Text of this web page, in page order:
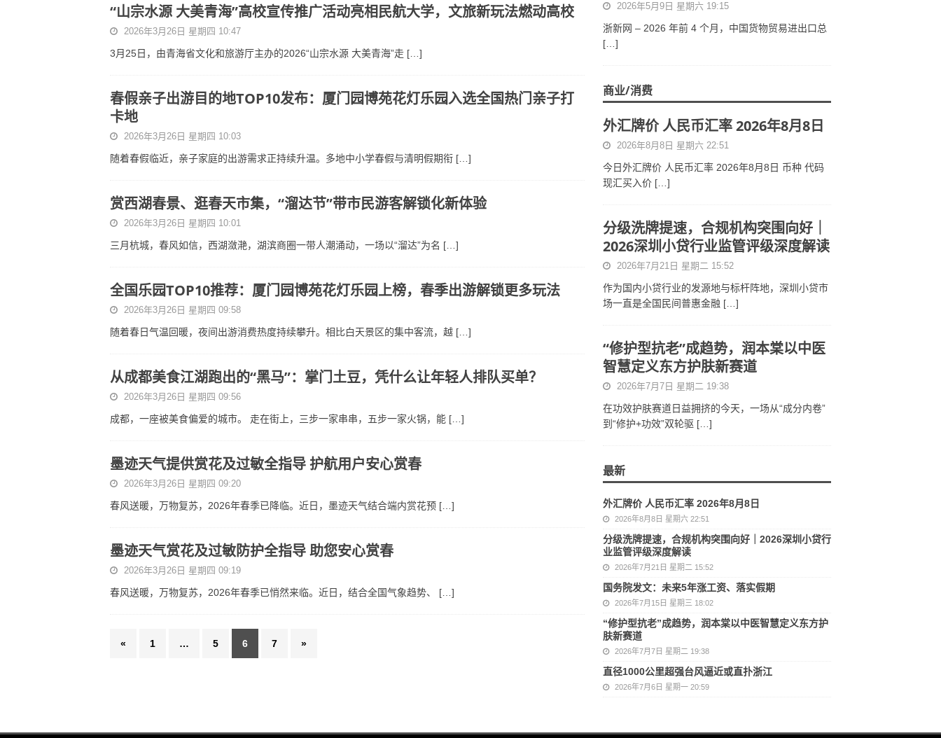
“山宗水源 大美青海”高校宣传推广活动亮相民航大学，文旅新玩法燃动高校
2026年3月26日 星期四 10:47
3月25日，由青海省文化和旅游厅主办的2026“山宗水源 大美青海”走 […]
春假亲子出游目的地TOP10发布：厦门园博苑花灯乐园入选全国热门亲子打
卡地
2026年3月26日 星期四 10:03
随着春假临近，亲子家庭的出游需求正持续升温。多地中小学春假与清明假期衔 […]
赏西湖春景、逛春天市集，“溜达节”带市民游客解锁化新体验
2026年3月26日 星期四 10:01
三月杭城，春风如信，西湖潋滟，湖滨商圈一带人潮涌动，一场以“溜达”为名 […]
全国乐园TOP10推荐：厦门园博苑花灯乐园上榜，春季出游解锁更多玩法
2026年3月26日 星期四 09:58
随着春日气温回暖，夜间出游消费热度持续攀升。相比白天景区的集中客流，越 […]
从成都美食江湖跑出的“黑马”：掌门土豆，凭什么让年轻人排队买单？
2026年3月26日 星期四 09:56
成都，一座被美食偏爱的城市。 走在街上，三步一家串串，五步一家火锅，能 […]
墨迹天气提供赏花及过敏全指导 护航用户安心赏春
2026年3月26日 星期四 09:20
春风送暖，万物复苏，2026年春季已降临。近日，墨迹天气结合端内赏花预 […]
墨迹天气赏花及过敏防护全指导 助您安心赏春
2026年3月26日 星期四 09:19
春风送暖，万物复苏，2026年春季已悄然来临。近日，结合全国气象趋势、 […]
« 1 … 5 6 7 »
2026年5月9日 星期六 19:15
浙新网 – 2026 年前 4 个月，中国货物贸易进出口总
[…]
商业/消费
外汇牌价 人民币汇率 2026年8月8日
2026年8月8日 星期六 22:51
今日外汇牌价 人民币汇率 2026年8月8日 币种 代码
现汇买入价 […]
分级洗牌提速，合规机构突围向好｜
2026深圳小贷行业监管评级深度解读
2026年7月21日 星期二 15:52
作为国内小贷行业的发源地与标杆阵地，深圳小贷市
场一直是全国民间普惠金融 […]
“修护型抗老”成趋势，润本棠以中医
智慧定义东方护肤新赛道
2026年7月7日 星期二 19:38
在功效护肤赛道日益拥挤的今天，一场从“成分内卷”
到“修护+功效”双轮驱 […]
最新
外汇牌价 人民币汇率 2026年8月8日
2026年8月8日 星期六 22:51
分级洗牌提速，合规机构突围向好｜2026深圳小贷行
业监管评级深度解读
2026年7月21日 星期二 15:52
国务院发文：未来5年涨工资、落实假期
2026年7月15日 星期三 18:02
“修护型抗老”成趋势，润本棠以中医智慧定义东方护
肤新赛道
2026年7月7日 星期二 19:38
直径1000公里超强台风逼近或直扑浙江
2026年7月6日 星期一 20:59